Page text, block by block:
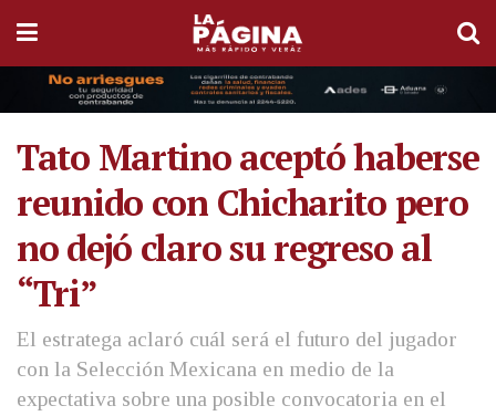
Tato Martino aceptó haberse
reunido con Chicharito pero
no dejó claro su regreso al
“Tri”
El estratega aclaró cuál será el futuro del jugador
con la Selección Mexicana en medio de la
expectativa sobre una posible convocatoria en el